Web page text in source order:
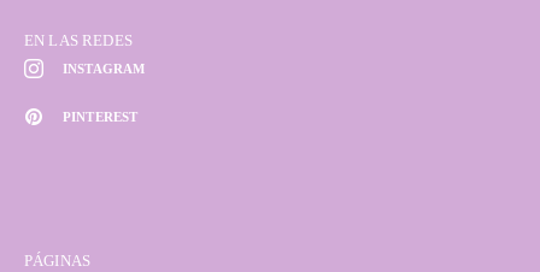
EN LAS REDES
INSTAGRAM
PINTEREST
PÁGINAS